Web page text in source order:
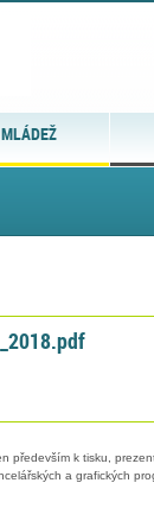
MLÁDEŽ
především k tisku,
a grafických